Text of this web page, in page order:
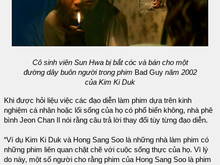
Cô sinh viên Sun Hwa bị bắt cóc và bán cho một
đường dây buôn người trong phim Bad Guy năm 2002
của Kim Ki Duk
Khi được hỏi liệu việc các đạo diễn làm phim dựa trên kinh
nghiệm cá nhân hoặc lối sống của họ có phổ biến không, nhà phê
bình Jeon Chan Il nói rằng câu trả lời thay đổi tùy từng đạo diễn.
“Ví dụ Kim Ki Duk và Hong Sang Soo là những nhà làm phim có
những phim liên quan chặt chẽ với cuộc sống thực của họ. Vì lý
do này, một số người cho rằng phim của Hong Sang Soo là phim